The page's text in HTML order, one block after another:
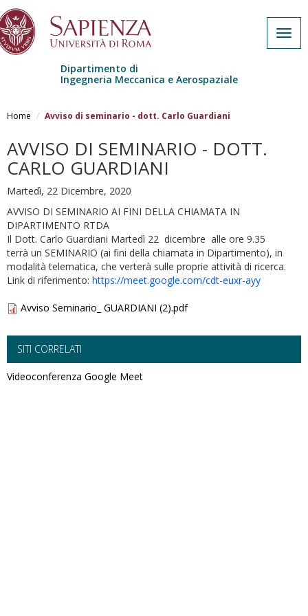
Dipartimento di
Ingegneria Meccanica e Aerospaziale
Home Avviso di seminario - dott. Carlo Guardiani
AVVISO DI SEMINARIO - DOTT.
CARLO GUARDIANI
Martedì, 22 Dicembre, 2020
AVVISO DI SEMINARIO AI FINI DELLA CHIAMATA IN
DIPARTIMENTO RTDA
Il Dott. Carlo Guardiani Martedì 22 dicembre alle ore 9.35
terrà un SEMINARIO (ai fini della chiamata in Dipartimento), in
modalità telematica, che verterà sulle proprie attività di ricerca.
Link di riferimento: https://meet.google.com/cdt-euxr-ayy
Avviso Seminario_ GUARDIANI (2).pdf
SITI CORRELATI
Videoconferenza Google Meet